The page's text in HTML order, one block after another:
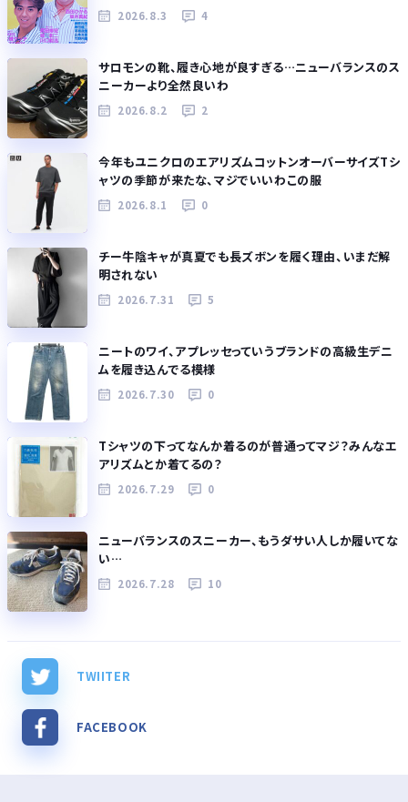
2026.8.3 4
サロモンの靴、履き心地が良すぎる…ニューバランスのス
ニーカーより全然良いわ
2026.8.2 2
今年もユニクロのエアリズムコットンオーバーサイズTシ
ャツの季節が来たな、マジでいいわこの服
2026.8.1 0
チー牛陰キャが真夏でも長ズボンを履く理由、いまだ解
明されない
2026.7.31 5
ニートのワイ、アプレッセっていうブランドの高級生デニ
ムを履き込んでる模様
2026.7.30 0
Tシャツの下ってなんか着るのが普通ってマジ？みんなエ
アリズムとか着てるの？
2026.7.29 0
ニューバランスのスニーカー、もうダサい人しか履いてな
い…
2026.7.28 10
TWIITER
FACEBOOK